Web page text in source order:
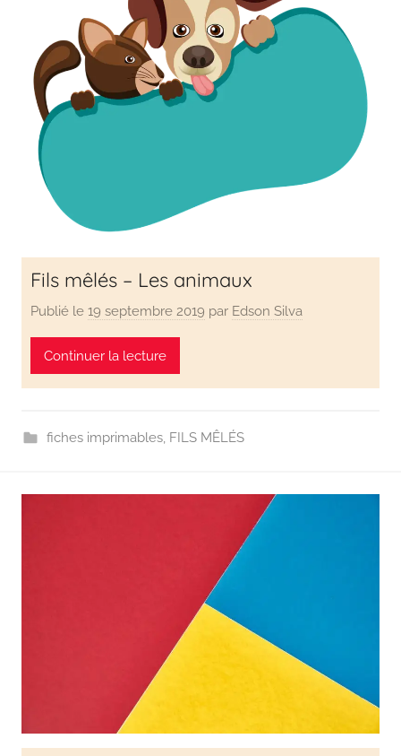
Fils mêlés – Les animaux
Publié le 19 septembre 2019 par Edson Silva
Continuer la lecture
fiches imprimables, FILS MÊLÉS